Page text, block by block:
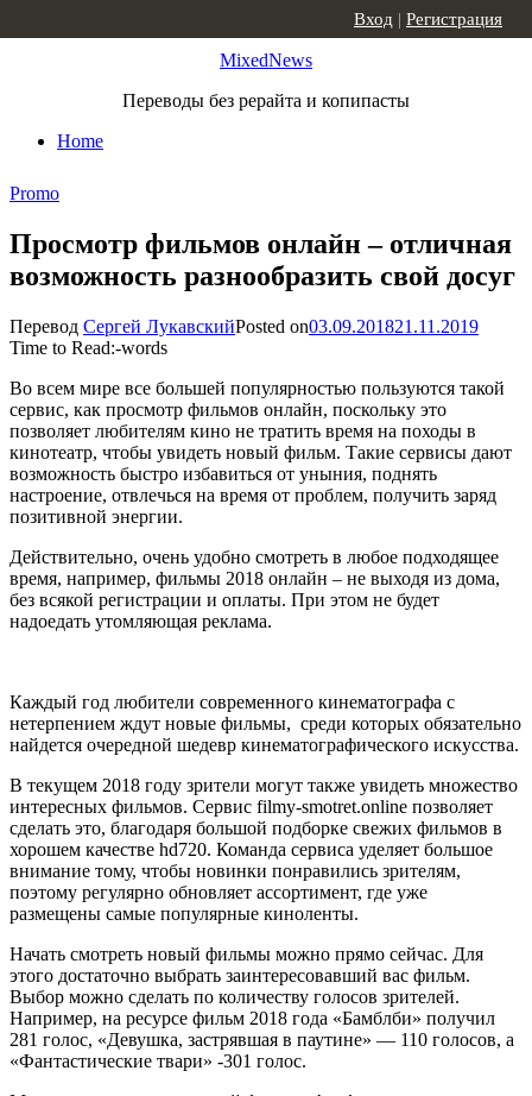
MixedNews
Переводы без рерайта и копипасты
Home
Вход | Регистрация
Promo
Просмотр фильмов онлайн – отличная
возможность разнообразить свой досуг
Перевод Сергей ЛукавскийPosted on03.09.201821.11.2019
Time to Read:-words
Во всем мире все большей популярностью пользуются такой
сервис, как просмотр фильмов онлайн, поскольку это
позволяет любителям кино не тратить время на походы в
кинотеатр, чтобы увидеть новый фильм. Такие сервисы дают
возможность быстро избавиться от уныния, поднять
настроение, отвлечься на время от проблем, получить заряд
позитивной энергии.
Действительно, очень удобно смотреть в любое подходящее
время, например, фильмы 2018 онлайн – не выходя из дома,
без всякой регистрации и оплаты. При этом не будет
надоедать утомляющая реклама.
Каждый год любители современного кинематографа с
нетерпением ждут новые фильмы, среди которых обязательно
найдется очередной шедевр кинематографического искусства.
В текущем 2018 году зрители могут также увидеть множество
интересных фильмов. Сервис filmy-smotret.online позволяет
сделать это, благодаря большой подборке свежих фильмов в
хорошем качестве hd720. Команда сервиса уделяет большое
внимание тому, чтобы новинки понравились зрителям,
поэтому регулярно обновляет ассортимент, где уже
размещены самые популярные киноленты.
Начать смотреть новый фильмы можно прямо сейчас. Для
этого достаточно выбрать заинтересовавший вас фильм.
Выбор можно сделать по количеству голосов зрителей.
Например, на ресурсе фильм 2018 года «Бамблби» получил
281 голос, «Девушка, застрявшая в паутине» — 110 голосов, а
«Фантастические твари» -301 голос.